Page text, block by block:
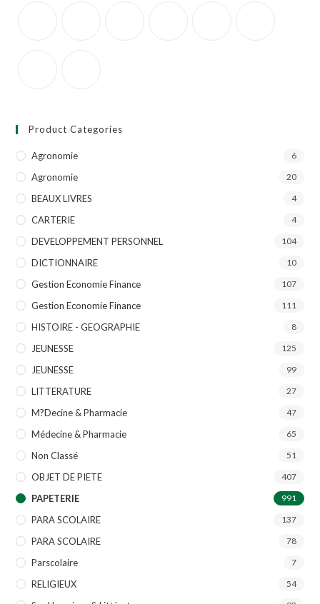
Product Categories
Agronomie 6
Agronomie 20
BEAUX LIVRES 4
CARTERIE 4
DEVELOPPEMENT PERSONNEL 104
DICTIONNAIRE 10
Gestion Economie Finance 107
Gestion Economie Finance 111
HISTOIRE - GEOGRAPHIE 8
JEUNESSE 125
JEUNESSE 99
LITTERATURE 27
M?decine & Pharmacie 47
Médecine & Pharmacie 65
Non Classé 51
OBJET DE PIETE 407
PAPETERIE 991
PARA SCOLAIRE 137
PARA SCOLAIRE 78
Parscolaire 7
RELIGIEUX 54